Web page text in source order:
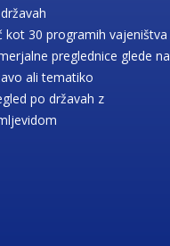
kot 30 programih vajeništva
preglednice glede na
ali tematiko
po državah z